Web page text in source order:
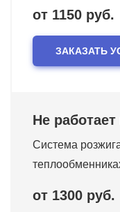
от 1150 руб.
ЗАКАЗАТЬ
Не
Система
от 1300 руб.